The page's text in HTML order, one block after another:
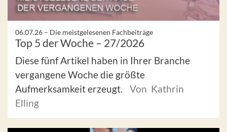
06.07.26 – Die meistgelesenen Fachbeiträge
Top 5 der Woche – 27/2026
Diese fünf Artikel haben in Ihrer Branche
vergangene Woche die größte
Aufmerksamkeit erzeugt.
Von Kathrin
Elling